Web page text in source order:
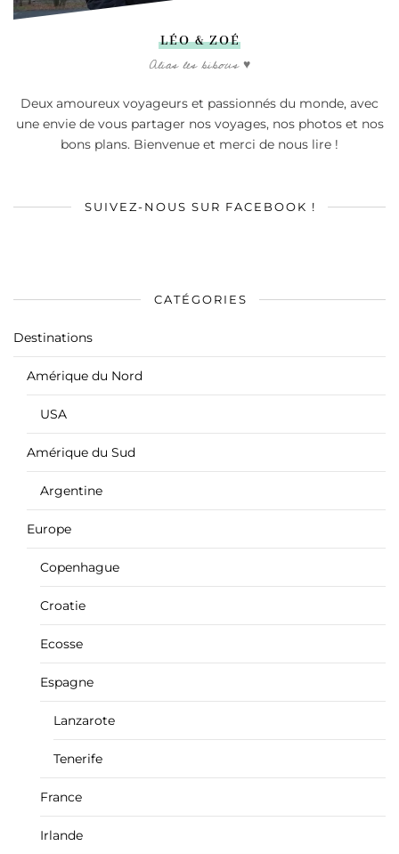
LÉO & ZOÉ
Alias les bibous ♥
Deux amoureux voyageurs et passionnés du monde, avec
une envie de vous partager nos voyages, nos photos et nos
bons plans. Bienvenue et merci de nous lire !
SUIVEZ-NOUS SUR FACEBOOK !
CATÉGORIES
Destinations
Amérique du Nord
USA
Amérique du Sud
Argentine
Europe
Copenhague
Croatie
Ecosse
Espagne
Lanzarote
Tenerife
France
Irlande